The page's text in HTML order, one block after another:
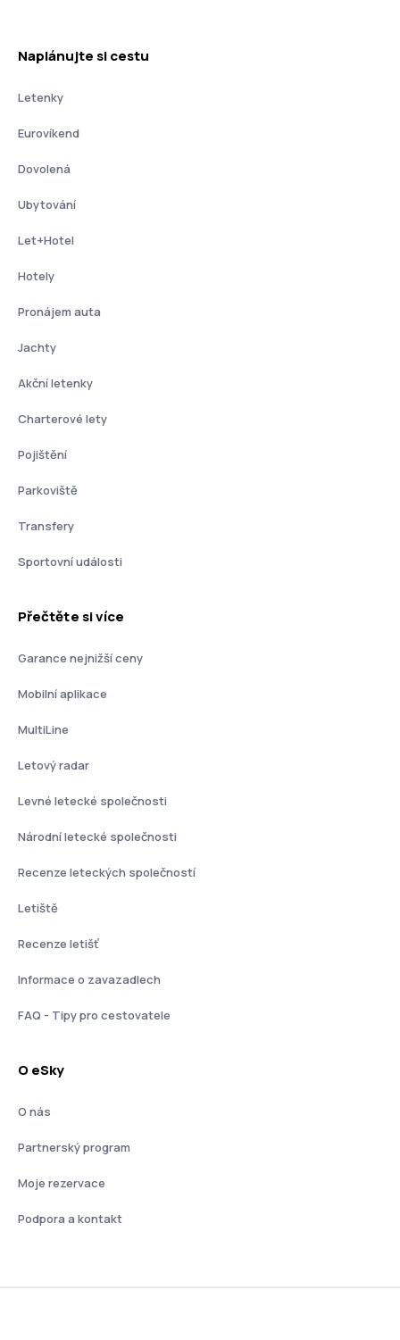
Naplánujte si cestu
Letenky
Eurovíkend
Dovolená
Ubytování
Let+Hotel
Hotely
Pronájem auta
Jachty
Akční letenky
Charterové lety
Pojištění
Parkoviště
Transfery
Sportovní události
Přečtěte si více
Garance nejnižší ceny
Mobilní aplikace
MultiLine
Letový radar
Levné letecké společnosti
Národní letecké společnosti
Recenze leteckých společností
Letiště
Recenze letišť
Informace o zavazadlech
FAQ - Tipy pro cestovatele
O eSky
O nás
Partnerský program
Moje rezervace
Podpora a kontakt